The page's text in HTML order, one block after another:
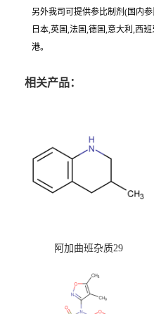
另外我司可提供参比制剂(国内
日本,英国,法国,德国,意大利,西
港。
相关产品：
阿加曲班杂质29